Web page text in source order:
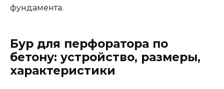
фундамента.
Бур для перфоратора по
бетону: устройство, размеры,
характеристики